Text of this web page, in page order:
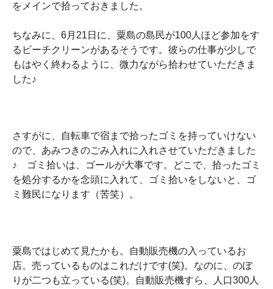
をメインで拾っておきました。
ちなみに、6月21日に、粟島の島民が100人ほど参加をす
るビーチクリーンがあるそうです。彼らの仕事が少しで
もはやく終わるように、微力ながら拾わせていただきま
した♪
さすがに、自転車で宿まで拾ったゴミを持っていけない
ので、あみつきのごみ入れに入れさせていただきました
♪ ゴミ拾いは、ゴールが大事です。どこで、拾ったゴミ
を処分するかを念頭に入れて、ゴミ拾いをしないと、ゴ
ミ難民になります（苦笑）。
粟島ではじめて見たかも。自動販売機の入っているお
店。売っているものはこれだけです(笑)。なのに、のぼ
りが二つも立っている(笑)。自動販売機すら、人口300人